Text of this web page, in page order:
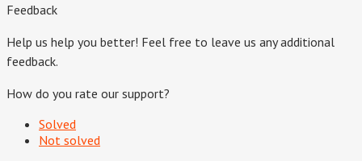
Feedback
Help us help you better! Feel free to leave us any additional
feedback.
How do you rate our support?
Solved
Not solved